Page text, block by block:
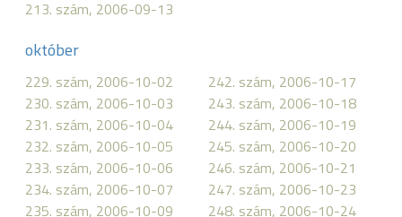
213. szám, 2006-09-13
október
229. szám, 2006-10-02
230. szám, 2006-10-03
231. szám, 2006-10-04
232. szám, 2006-10-05
233. szám, 2006-10-06
234. szám, 2006-10-07
235. szám, 2006-10-09
242. szám, 2006-10-17
243. szám, 2006-10-18
244. szám, 2006-10-19
245. szám, 2006-10-20
246. szám, 2006-10-21
247. szám, 2006-10-23
248. szám, 2006-10-24